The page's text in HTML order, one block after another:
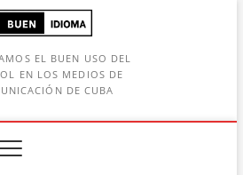
EL BUEN USO DEL
EN LOS MEDIOS DE
DE CUBA